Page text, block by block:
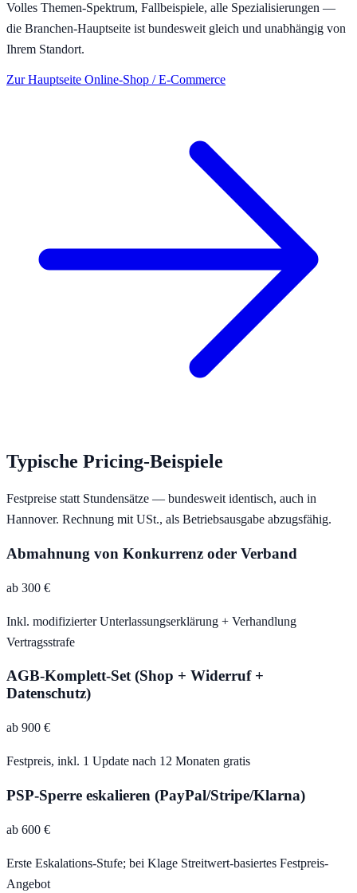
Volles Themen-Spektrum, Fallbeispiele, alle Spezialisierungen —
die Branchen-Hauptseite ist bundesweit gleich und unabhängig von
Ihrem Standort.
Zur Hauptseite Online-Shop / E-Commerce
Typische Pricing-Beispiele
Festpreise statt Stundensätze — bundesweit identisch, auch in
Hannover. Rechnung mit USt., als Betriebsausgabe abzugsfähig.
Abmahnung von Konkurrenz oder Verband
ab 300 €
Inkl. modifizierter Unterlassungserklärung + Verhandlung
Vertragsstrafe
AGB-Komplett-Set (Shop + Widerruf +
Datenschutz)
ab 900 €
Festpreis, inkl. 1 Update nach 12 Monaten gratis
PSP-Sperre eskalieren (PayPal/Stripe/Klarna)
ab 600 €
Erste Eskalations-Stufe; bei Klage Streitwert-basiertes Festpreis-
Angebot